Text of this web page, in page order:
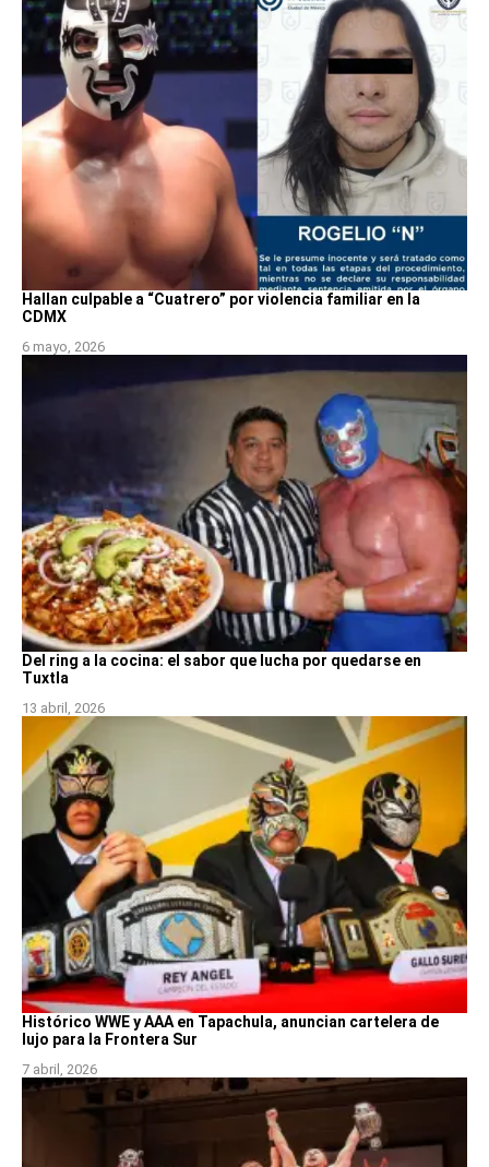
Hallan culpable a “Cuatrero” por violencia familiar en la
CDMX
6 mayo, 2026
Del ring a la cocina: el sabor que lucha por quedarse en
Tuxtla
13 abril, 2026
Histórico WWE y AAA en Tapachula, anuncian cartelera de
lujo para la Frontera Sur
7 abril, 2026